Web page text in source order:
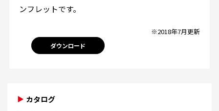
ンフレットです。
※2018年7月更新
ダウンロード
カタログ